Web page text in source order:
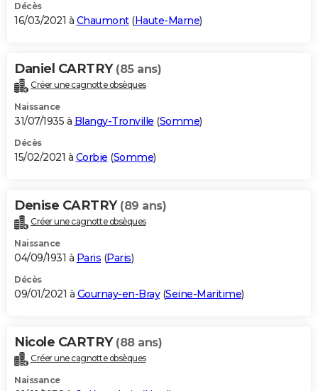
Décès
16/03/2021 à Chaumont(Haute-Marne)
Daniel CARTRY (85 ans)
Créer une cagnotte obsèques
Naissance
31/07/1935 à Blangy-Tronville (Somme)
Décès
15/02/2021 à Corbie (Somme)
Denise CARTRY (89 ans)
Créer une cagnotte obsèques
Naissance
04/09/1931 à Paris (Paris)
Décès
09/01/2021 à Gournay-en-Bray(Seine-Maritime)
Nicole CARTRY (88 ans)
Créer une cagnotte obsèques
Naissance